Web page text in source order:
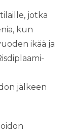
jotka
kun
ikää ja
jälkeen